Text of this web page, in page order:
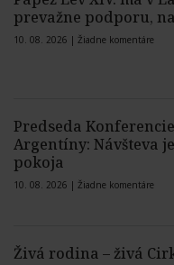
prevažne podporu,
10. 08. 2026 | Žiadne komentáre
Predseda
Argentíny: Návšteva
pokoja
10. 08. 2026 | Žiadne komentáre
Živá rodina – živá